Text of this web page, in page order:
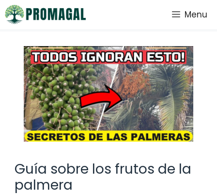
Saltar
al
Menu
Guía sobre los frutos de la
palmera